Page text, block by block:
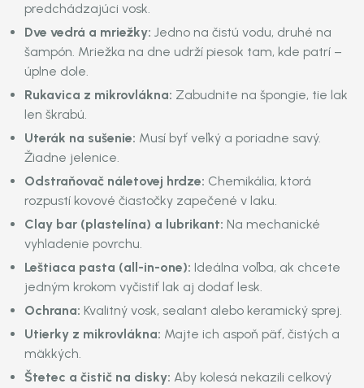
predchádzajúci vosk.
Dve vedrá a mriežky: Jedno na čistú vodu, druhé na
šampón. Mriežka na dne udrží piesok tam, kde patrí –
úplne dole.
Rukavica z mikrovlákna: Zabudnite na špongie, tie lak
len škrabú.
Uterák na sušenie: Musí byť veľký a poriadne savý.
Žiadne jelenice.
Odstraňovač náletovej hrdze: Chemikália, ktorá
rozpustí kovové čiastočky zapečené v laku.
Clay bar (plastelína) a lubrikant: Na mechanické
vyhladenie povrchu.
Leštiaca pasta (all-in-one): Ideálna voľba, ak chcete
jedným krokom vyčistiť lak aj dodať lesk.
Ochrana: Kvalitný vosk, sealant alebo keramický sprej.
Utierky z mikrovlákna: Majte ich aspoň päť, čistých a
mäkkých.
Štetec a čistič na disky: Aby kolesá nekazili celkový